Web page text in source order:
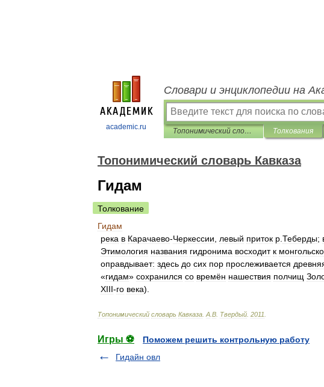
academic.ru
Словари и энциклопедии на
Топонимический словарь Кавказа Толкования
Топонимический словарь Кавказа
Гидам
Толкование
Гидам
река в Карачаево-Черкессии левый приток р Теберды;
Этимология названия гидронима восходит к
оправдывает: здесь до сих пор прослеживается
«гидам» сохранился со времён нашествия полчищ
XIII-го века).
Топонимический словарь Кавказа А В Твердый 2011
Игры ⚽
Поможем решить контрольную работу
Гидайн овл